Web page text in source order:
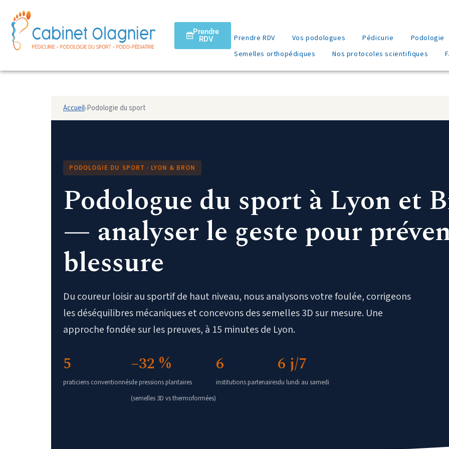
Prendre
RDV
Prendre RDV Vos podologues Pédicurie Podologie
Semelles orthopédiques
Nos protocoles scientifiques
Accueil›Podologie du sport
PODOLOGIE DU SPORT · LYON & BRON
Podologue du sport à Lyon et
— analyser le geste pour
blessure
Du coureur loisir au sportif de haut niveau, nous analysons votre foulée, corrigeons
les déséquilibres mécaniques et concevons des semelles 3D sur mesure. Une
approche fondée sur les preuves, à 15 minutes de Lyon.
5
praticiens conventionnés
−32 %
de pressions plantaires
(semelles 3D vs thermoformées)
6
institutions partenaires
6 j/7
du lundi au samedi